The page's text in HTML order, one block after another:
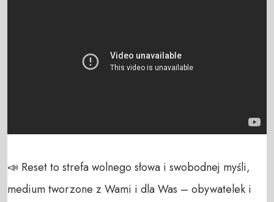
📣 Reset to strefa wolnego słowa i swobodnej myśli,
medium tworzone z Wami i dla Was – obywatelek i